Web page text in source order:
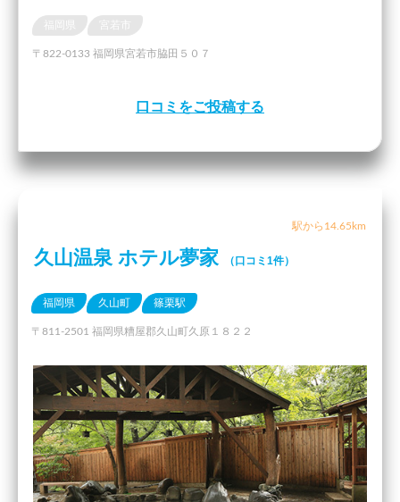
〒822-0133 福岡県宮若市脇田５０７
口コミをご投稿する
駅から14.65km
久山温泉 ホテル夢家 （口コミ1件）
福岡県 久山町 篠栗駅
〒811-2501 福岡県糟屋郡久山町久原１８２２